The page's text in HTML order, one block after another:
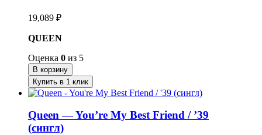
19,089 ₽
QUEEN
Оценка 0 из 5
В корзину
Купить в 1 клик
Queen — You’re My Best Friend / ’39
(сингл)